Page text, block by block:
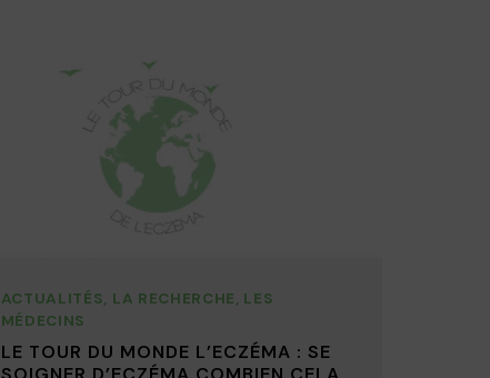
ACTUALITÉS, LA RECHERCHE, LES
MÉDECINS
LE TOUR DU MONDE L’ECZÉMA : SE